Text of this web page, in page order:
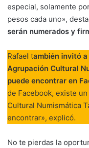
especial, solamente
pesos cada uno»,
serán numerados y
Rafael también invitó
Agrupación Cultural
puede encontrar en
de Facebook, existe
Cultural Numismática
encontrar», explicó.
No te pierdas la